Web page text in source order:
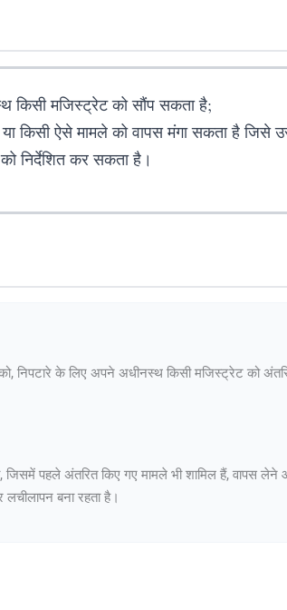
किसी मजिस्ट्रेट को सौंप सकता है;
ऐसे मामले को वापस मंगा सकता है जिसे
निर्देशित कर सकता है।
निपटारे के लिए अपने अधीनस्थ किसी मजिस्ट्रेट को
पहले अंतरित किए गए मामले भी शामिल हैं, वापस
बना रहता है।